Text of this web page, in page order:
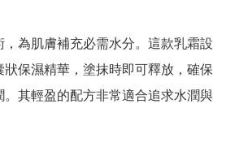
為肌膚補充必需水分。這款乳霜設
保濕精華，塗抹時即可釋放，確保
。其輕盈的配方非常適合追求水潤與